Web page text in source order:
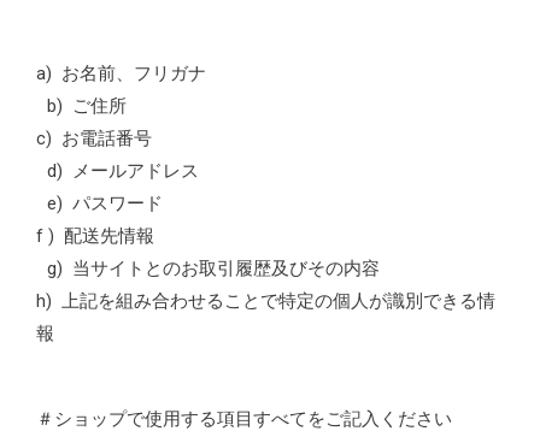
a) お名前、フリガナ
b) ご住所
c) お電話番号
d) メールアドレス
e) パスワード
f ) 配送先情報
g) 当サイトとのお取引履歴及びその内容
h) 上記を組み合わせることで特定の個人が識別できる情
報
＃ショップで使用する項目すべてをご記入ください